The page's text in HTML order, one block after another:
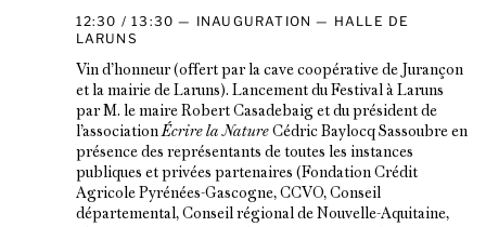
12:30 / 13:30 INAUGURATION
HALLE DE
LARUNS
Vin d’honneur (offert par la cave coopérative de Jurançon
et la mairie de Laruns). Lancement du Festival à Laruns
par M. le maire Robert Casadebaig et du président de
l’associationÉcrire la NatureCédric Baylocq Sassoubre en
présence des représentants de toutes les instances
publiques et privées partenaires (Fondation Crédit
Agricole Pyrénées-Gascogne, CCVO, Conseil
départemental, Conseil régional de Nouvelle-Aquitaine,